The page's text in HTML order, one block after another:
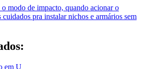
modo de impacto, quando acionar o
pra instalar nichos e armários sem
em U